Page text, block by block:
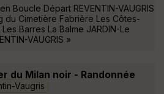
Boucle Départ REVENTIN-VAUGRIS
du Cimetière Fabrière Les Côtes-
Barres La Balme JARDIN-Le
VAUGRIS »
du Milan noir - Randonnée
Vaugris